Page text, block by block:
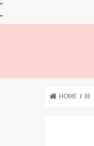
"
"
HOME 韓